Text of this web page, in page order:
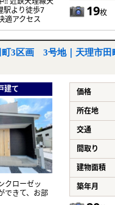
駅より徒歩7
適アクセス
19枚
町3区画 3号地｜天理市田
建て
クローゼッ
できて、お部
価格
所在地
交通
間取り
建物面積
築年月